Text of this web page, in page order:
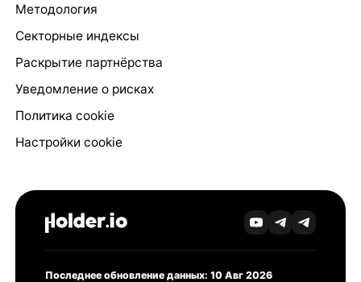
Методология
Секторные индексы
Раскрытие партнёрства
Уведомление о рисках
Политика cookie
Настройки cookie
Последнее обновление данных: 10 Авг 2026